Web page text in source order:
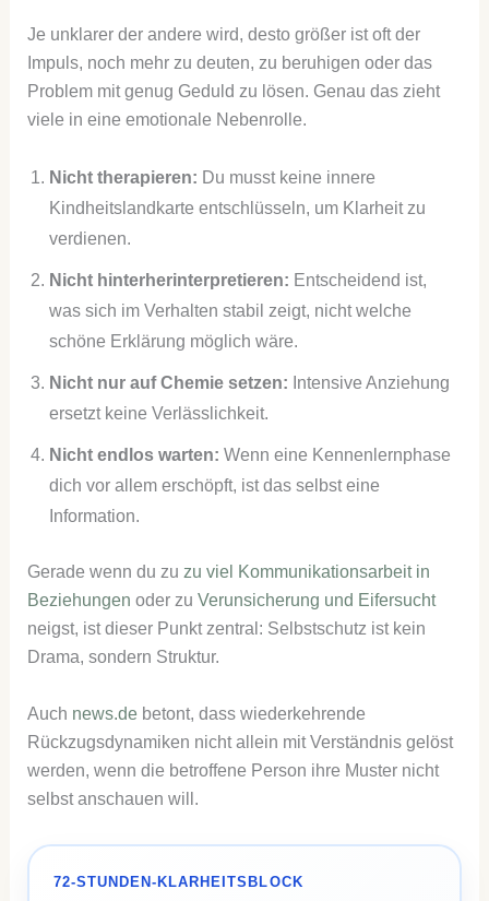
Je unklarer der andere wird, desto größer ist oft der
Impuls, noch mehr zu deuten, zu beruhigen oder das
Problem mit genug Geduld zu lösen. Genau das zieht
viele in eine emotionale Nebenrolle.
Nicht therapieren: Du musst keine innere
Kindheitslandkarte entschlüsseln, um Klarheit zu
verdienen.
Nicht hinterherinterpretieren: Entscheidend ist,
was sich im Verhalten stabil zeigt, nicht welche
schöne Erklärung möglich wäre.
Nicht nur auf Chemie setzen: Intensive Anziehung
ersetzt keine Verlässlichkeit.
Nicht endlos warten: Wenn eine Kennenlernphase
dich vor allem erschöpft, ist das selbst eine
Information.
Gerade wenn du zu zu viel Kommunikationsarbeit in
Beziehungen oder zu Verunsicherung und Eifersucht
neigst, ist dieser Punkt zentral: Selbstschutz ist kein
Drama, sondern Struktur.
Auch news.debetont, dass wiederkehrende
Rückzugsdynamiken nicht allein mit Verständnis gelöst
werden, wenn die betroffene Person ihre Muster nicht
selbst anschauen will.
72-STUNDEN-KLARHEITSBLOCK